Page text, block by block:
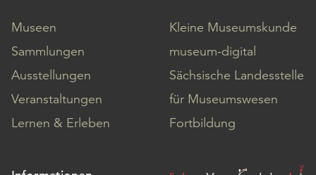
Museen
Sammlungen
Ausstellungen
Veranstaltungen
Lernen & Erleben
Kleine Museumskunde
museum-digital
Sächsische Landesstelle
für Museumswesen
Fortbildung